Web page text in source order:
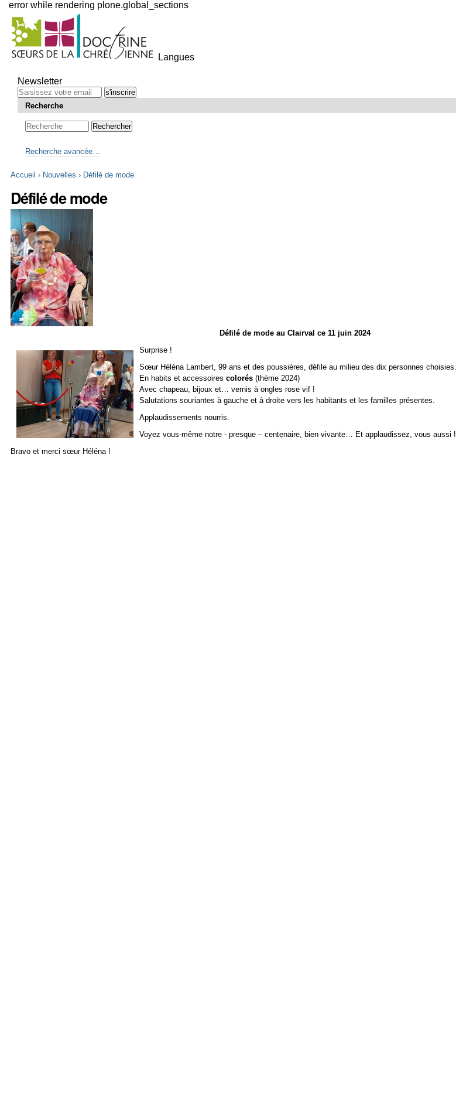
error while rendering plone.global_sections
Outils
personnels
Langues
au
contenu.
Aller
Newsletter
Recherche
Recherche avancée…
Accueil › Nouvelles › Défilé de mode
Défilé de mode
Défilé de mode au Clairval ce 11 juin 2024
Surprise !
Sœur Héléna Lambert, 99 ans et des poussières, défile au milieu des dix personnes choisies.
En habits et accessoirescolorés (thème 2024)
Avec chapeau, bijoux et… vernis à ongles rose vif !
Salutations souriantes à gauche et à droite vers les habitants et les familles présentes.
Applaudissements nourris.
Voyez vous-même notre - presque – centenaire, bien vivante… Et applaudissez, vous aussi !
Bravo et merci sœur Héléna !